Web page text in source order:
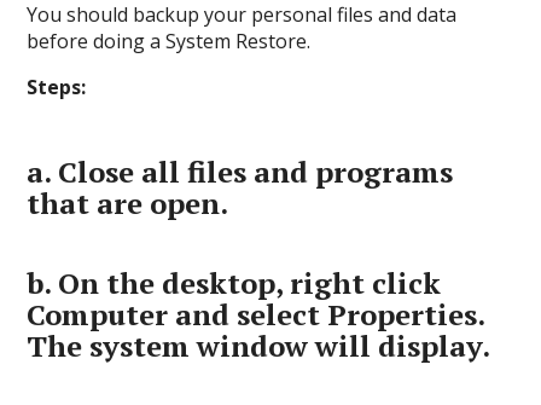
You should backup your personal files and data
before doing a System Restore.
Steps:
a. Close all files and programs
that are open.
b. On the desktop, right click
Computer and select Properties.
The system window will display.